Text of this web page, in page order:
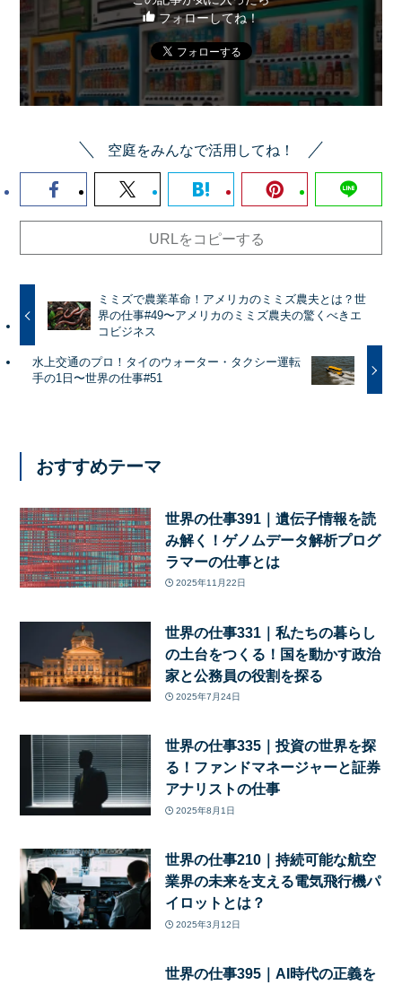
フォローしてね！
空庭をみんなで活用してね！
URLをコピーする
ミミズで農業革命！アメリカのミミズ農夫とは？世
界の仕事#49〜アメリカのミミズ農夫の驚くべきエ
コビジネス
水上交通のプロ！タイのウォーター・タクシー運転
手の1日〜世界の仕事#51
おすすめテーマ
世界の仕事391｜遺伝子情報を読
み解く！ゲノムデータ解析プログ
ラマーの仕事とは
2025年11月22日
世界の仕事331｜私たちの暮らし
の土台をつくる！国を動かす政治
家と公務員の役割を探る
2025年7月24日
世界の仕事335｜投資の世界を探
る！ファンドマネージャーと証券
アナリストの仕事
2025年8月1日
世界の仕事210｜持続可能な航空
業界の未来を支える電気飛行機パ
イロットとは？
2025年3月12日
世界の仕事395｜AI時代の正義を